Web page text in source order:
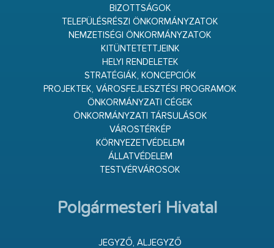
BIZOTTSÁGOK
TELEPÜLÉSRÉSZI ÖNKORMÁNYZATOK
NEMZETISÉGI ÖNKORMÁNYZATOK
KITÜNTETETTJEINK
HELYI RENDELETEK
STRATÉGIÁK, KONCEPCIÓK
PROJEKTEK, VÁROSFEJLESZTÉSI PROGRAMOK
ÖNKORMÁNYZATI CÉGEK
ÖNKORMÁNYZATI TÁRSULÁSOK
VÁROSTÉRKÉP
KÖRNYEZETVÉDELEM
ÁLLATVÉDELEM
TESTVÉRVÁROSOK
Polgármesteri Hivatal
JEGYZŐ, ALJEGYZŐ